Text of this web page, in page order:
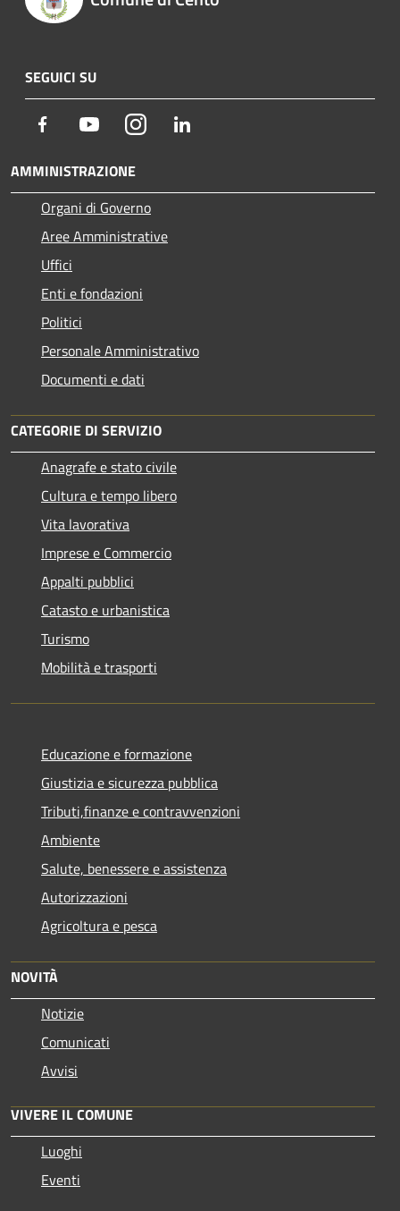
SEGUICI SU
Facebook YoutubeInstagram
AMMINISTRAZIONE
Organi di Governo
Aree Amministrative
Uffici
Enti e fondazioni
Politici
Personale Amministrativo
Documenti e dati
CATEGORIE DI SERVIZIO
Anagrafe e stato civile
Cultura e tempo libero
Vita lavorativa
Imprese e Commercio
Appalti pubblici
Catasto e urbanistica
Turismo
Mobilità e trasporti
Educazione e formazione
Giustizia e sicurezza pubblica
Tributi,finanze e contravvenzioni
Ambiente
Salute, benessere e assistenza
Autorizzazioni
Agricoltura e pesca
NOVITÀ
Notizie
Comunicati
Avvisi
VIVERE IL COMUNE
Luoghi
Eventi